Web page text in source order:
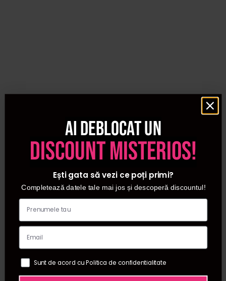
Ai deblocat un
discount misterios!
Ești gata să vezi ce poți primi?
Completează datele tale mai jos și descoperă discountul!
Sunt de acord cu Politica de confidentialitate